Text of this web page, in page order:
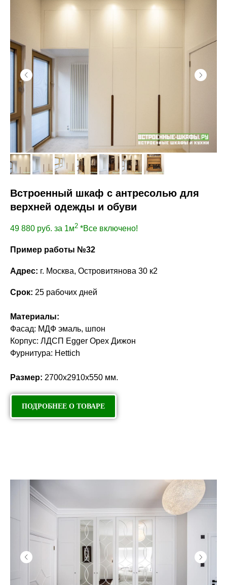
Встроенный шкаф с антресолью для
верхней одежды и обуви
49 880 руб. за 1м2 *Все включено!
Пример работы №32
Адрес: г. Москва, Островитянова 30 к2
Срок: 25 рабочих дней
Материалы:
Фасад: МДФ эмаль, шпон
Корпус: ЛДСП Egger Орех Дижон
Фурнитура: Hettich
Размер: 2700х2910х550 мм.
ПОДРОБНЕЕ О ТОВАРЕ